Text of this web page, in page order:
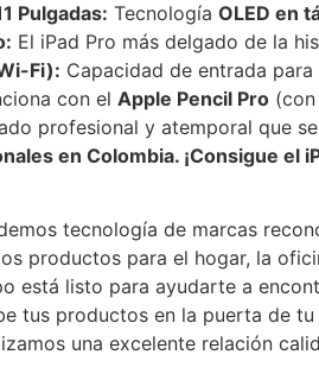
Pulgadas: Tecnología OLED en
El iPad Pro más delgado de la
Fi): Capacidad de entrada
con el Apple Pencil Pro
profesional y atemporal que
en Colombia. ¡Consigue el
tecnología de marcas
productos para el hogar, la
está listo para ayudarte a
tus productos en la puerta de
una excelente relación